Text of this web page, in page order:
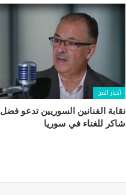
أخبار الفن
نقابة الفنانين السوريين تدعو فضل
شاكر للغناء في سوريا